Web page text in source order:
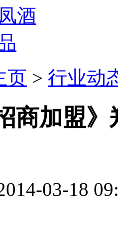
酒
页 > 行业动
商加盟
03-18